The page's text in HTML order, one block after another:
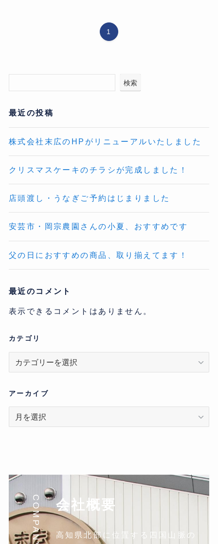
1
検索
最近の投稿
株式会社末広のHPがリニューアルいたしました
クリスマスケーキのチラシが完成しました！
店頭渡し・うなぎご予約はじまりました
安芸市・岡宗農園さんの小夏、おすすめです
父の日におすすめの商品、取り揃えてます！
最近のコメント
表示できるコメントはありません。
カテゴリ
リ
アーカイブ
ア
COMPANY 会社概要
高知県北部に位置する四国山脈の